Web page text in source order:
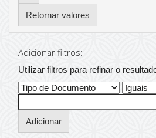
Retornar valores
Adicionar filtros:
Utilizar filtros para refinar o